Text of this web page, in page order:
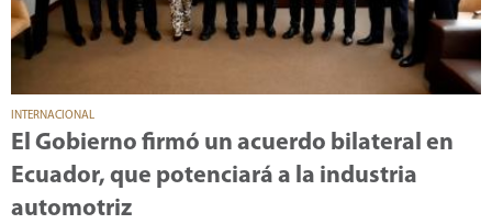
INTERNACIONAL
El Gobierno firmó un acuerdo bilateral en
Ecuador, que potenciará a la industria
automotriz